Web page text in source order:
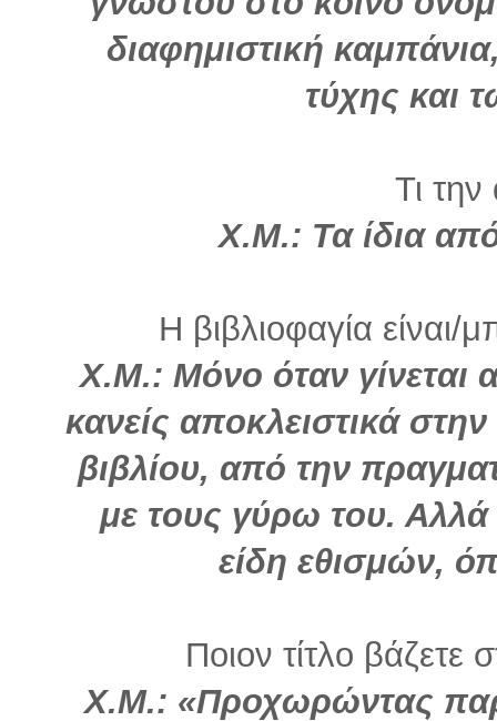
διαφημιστική
τύχης και
Τι
Χ.Μ.: Τα ίδια
Η βιβλιοφαγία είναι/
Χ.Μ.: Μόνο όταν γίνεται
κανείς αποκλειστικά
βιβλίου, από την
με τους γύρω του. Αλλά
είδη εθισμών,
Ποιον τίτλο βάζετε
Χ.Μ.: «Προχωρώντας